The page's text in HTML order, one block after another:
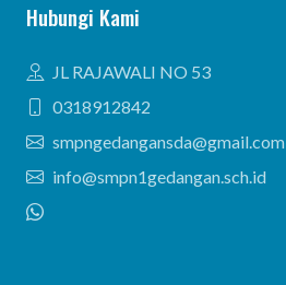
Hubungi Kami
JL RAJAWALI NO 53
0318912842
smpngedangansda@gmail.com
info@smpn1gedangan.sch.id